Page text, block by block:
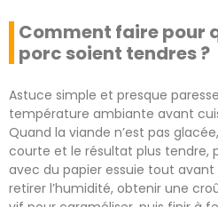
Comment faire pour
porc soient tendres ?
Astuce simple et presque
température ambiante avant
Quand la viande n’est pas
courte et le résultat plus tendre,
avec du papier essuie tout
retirer l’humidité, obtenir une